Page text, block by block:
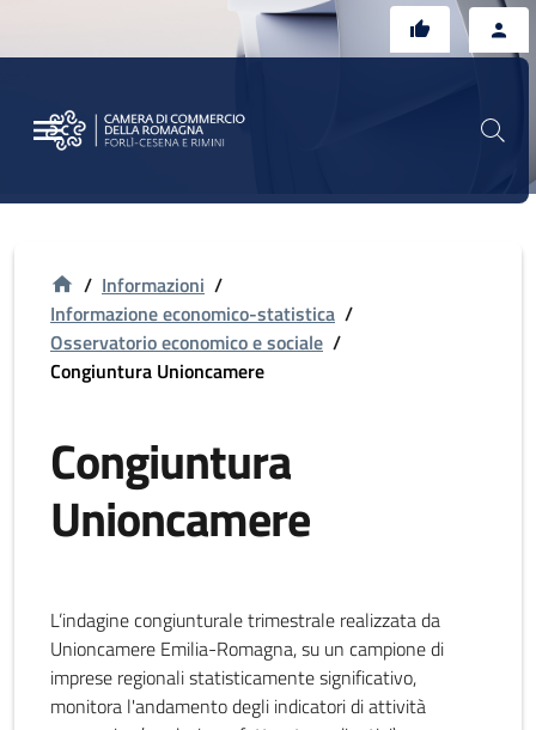
/ Informazioni /
Informazione economico-statistica /
Osservatorio economico e sociale /
Congiuntura Unioncamere
Congiuntura
Unioncamere
L’indagine congiunturale trimestrale realizzata da
Unioncamere Emilia-Romagna, su un campione di
imprese regionali statisticamente significativo,
monitora l'andamento degli indicatori di attività